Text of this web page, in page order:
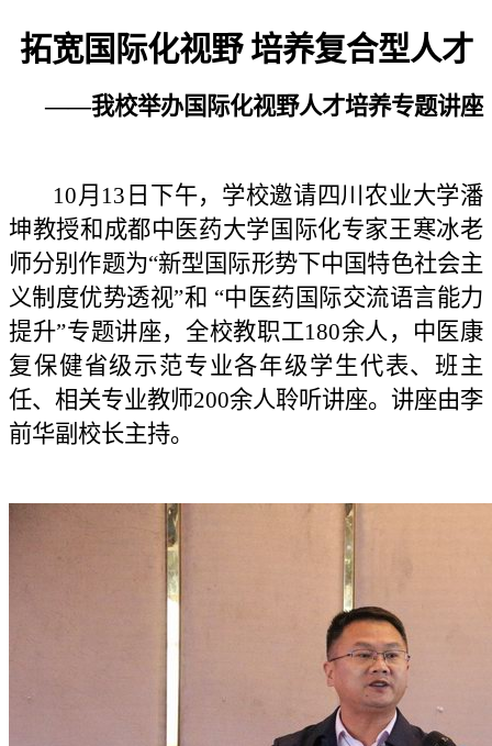
拓宽国际化视野 培养复合型人才
——我校举办国际化视野人才培养专题讲座
10月13日下午，学校邀请四川农业大学潘
坤教授和成都中医药大学国际化专家王寒冰老
师分别作题为“新型国际形势下中国特色社会主
义制度优势透视”和 “中医药国际交流语言能力
提升”专题讲座，全校教职工180余人，中医康
复保健省级示范专业各年级学生代表、班主
任、相关专业教师200余人聆听讲座。讲座由李
前华副校长主持。